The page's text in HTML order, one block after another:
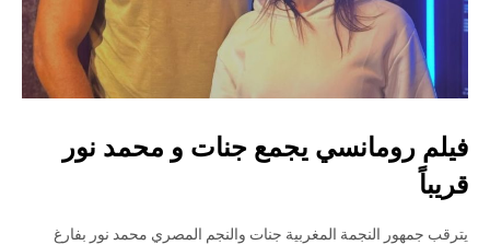
فيلم رومانسي يجمع جنات و محمد نور
قريباً
يترقب جمهور النجمة المغربية جنات والنجم المصري محمد نور بفارغ